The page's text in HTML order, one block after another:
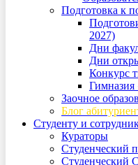
Подготовка к
2027)
Дни
Дни
Конкурс
Гимназия
Заочное
Блог
Студенту и
Кураторы
Студенческий
Студенческий